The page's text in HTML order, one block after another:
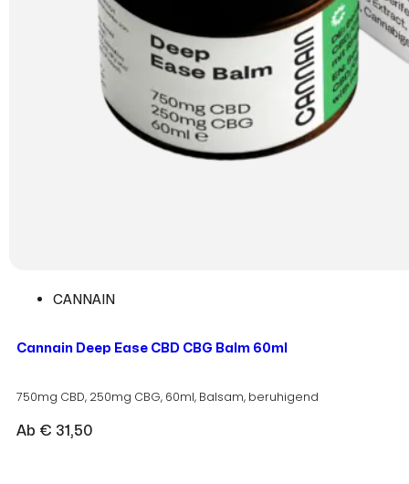
CANNAIN
Cannain Deep Ease CBD CBG Balm 60ml
750mg CBD, 250mg CBG, 60ml, Balsam, beruhigend
Ab € 31,50